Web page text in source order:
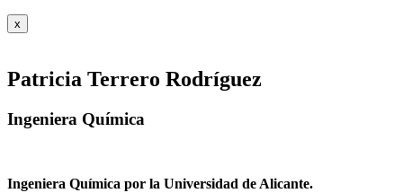
x
Patricia Terrero Rodríguez
Ingeniera Química
Ingeniera Química por la Universidad de Alicante.